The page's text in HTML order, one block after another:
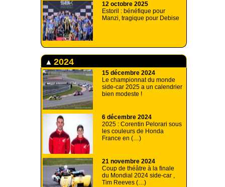
12 octobre 2025
Estoril : bénéfique pour
Manzi, tragique pour Debise
2024
15 décembre 2024
Le championnat du monde
side-car 2025 a un calendrier
bien modeste !
6 décembre 2024
2025 : Corentin Pelorari sous
les couleurs de Honda
France en (…)
21 novembre 2024
Coup de théâtre à la finale
du Mondial 2024 side-car ,
Tim Reeves (…)